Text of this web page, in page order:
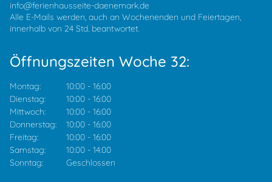
info@ferienhausseite-daenemark.de
Alle E-Mails werden, auch an Wochenenden und Feiertagen,
innerhalb von 24 Std. beantwortet.
Öffnungszeiten Woche 32:
Montag: 10:00 - 16:00
Dienstag:
10:00 - 16:00
Mittwoch:
10:00 - 16:00
Donnerstag:
10:00 - 16:00
Freitag:
10:00 - 16:00
Samstag:
10:00 - 14:00
Sonntag:
Geschlossen